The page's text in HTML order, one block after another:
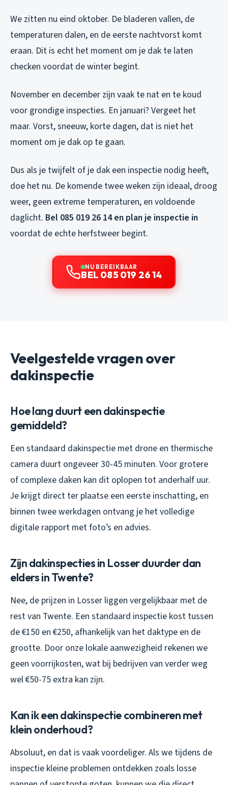
We zitten nu eind oktober. De bladeren vallen, de
temperaturen dalen, en de eerste nachtvorst komt
eraan. Dit is echt het moment om je dak te laten
checken voordat de winter begint.
November en december zijn vaak te nat en te koud
voor grondige inspecties. En januari? Vergeet het
maar. Vorst, sneeuw, korte dagen, dat is niet het
moment om je dak op te gaan.
Dus als je twijfelt of je dak een inspectie nodig heeft,
doe het nu. De komende twee weken zijn ideaal, droog
weer, geen extreme temperaturen, en voldoende
daglicht. Bel 085 019 26 14 en plan je inspectie in
voordat de echte herfstweer begint.
NU BEREIKBAAR
BEL 085 019 26 14
Veelgestelde vragen over
dakinspectie
Hoe lang duurt een dakinspectie
gemiddeld?
Een standaard dakinspectie met drone en thermische
camera duurt ongeveer 30-45 minuten. Voor grotere
of complexe daken kan dit oplopen tot anderhalf uur.
Je krijgt direct ter plaatse een eerste inschatting, en
binnen twee werkdagen ontvang je het volledige
digitale rapport met foto’s en advies.
Zijn dakinspecties in Losser duurder dan
elders in Twente?
Nee, de prijzen in Losser liggen vergelijkbaar met de
rest van Twente. Een standaard inspectie kost tussen
de €150 en €250, afhankelijk van het daktype en de
grootte. Door onze lokale aanwezigheid rekenen we
geen voorrijkosten, wat bij bedrijven van verder weg
wel €50-75 extra kan zijn.
Kan ik een dakinspectie combineren met
klein onderhoud?
Absoluut, en dat is vaak voordeliger. Als we tijdens de
inspectie kleine problemen ontdekken zoals losse